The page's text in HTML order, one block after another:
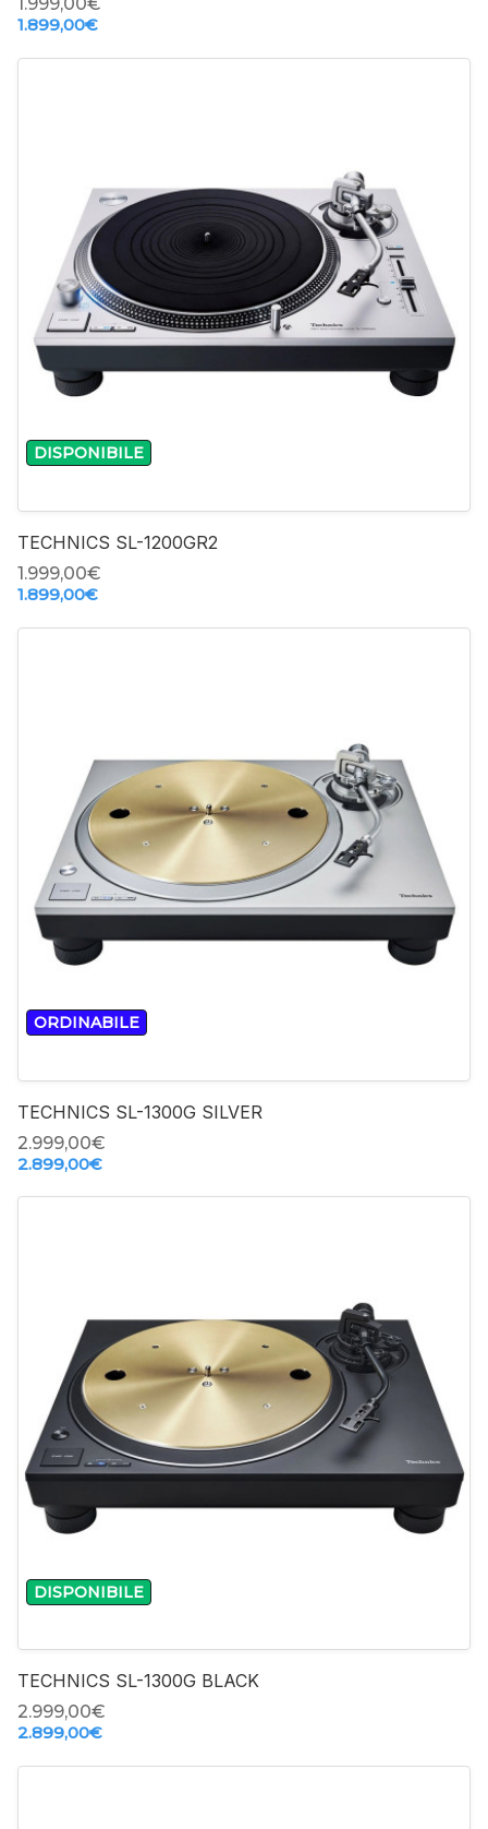
1.999,00‎€
1.899,00‎€
DISPONIBILE
TECHNICS SL-1200GR2
1.999,00‎€
1.899,00‎€
-
+
ORDINABILE
TECHNICS SL-1300G SILVER
2.999,00‎€
2.899,00‎€
-
+
DISPONIBILE
TECHNICS SL-1300G BLACK
2.999,00‎€
2.899,00‎€
-
+